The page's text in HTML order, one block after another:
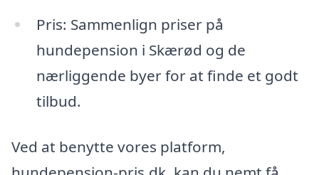
Pris: Sammenlign priser på
hundepension i Skærød og de
nærliggende byer for at finde et godt
tilbud.
Ved at benytte vores platform,